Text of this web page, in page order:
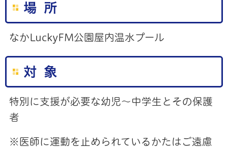
場 所
なかLuckyFM公園屋内温水プール
対 象
特別に支援が必要な幼児～中学生とその保護
者
※医師に運動を止められているかたはご遠慮